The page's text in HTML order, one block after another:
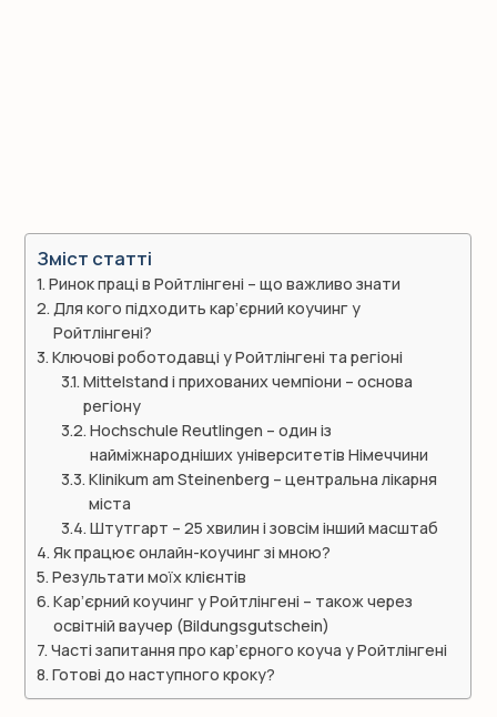
Зміст статті
Ринок праці в Ройтлінгені – що важливо знати
Для кого підходить кар’єрний коучинг у
Ройтлінгені?
Ключові роботодавці у Ройтлінгені та регіоні
Mittelstand і прихованих чемпіони – основа
регіону
Hochschule Reutlingen – один із
найміжнародніших університетів Німеччини
Klinikum am Steinenberg – центральна лікарня
міста
Штутгарт – 25 хвилин і зовсім інший масштаб
Як працює онлайн-коучинг зі мною?
Результати моїх клієнтів
Кар’єрний коучинг у Ройтлінгені – також через
освітній ваучер (Bildungsgutschein)
Часті запитання про кар’єрного коуча у Ройтлінгені
Готові до наступного кроку?